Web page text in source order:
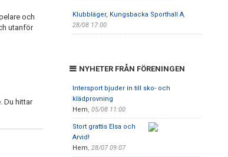
och
utanför
Du hittar
Klubbläger, Kungsbacka Sporthall A,
28/08 17:00
NYHETER FRÅN FÖRENINGEN
Intersport bjuder in till sko- och
klädprovning
Hem, 05/08 11:00
Stort grattis Elsa och
Arvid!
Hem, 28/07 09:07